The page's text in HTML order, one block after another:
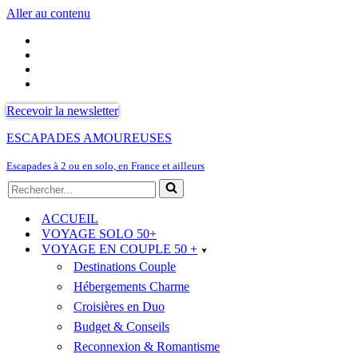
Aller au contenu
Recevoir la newsletter
ESCAPADES AMOUREUSES
Escapades à 2 ou en solo, en France et ailleurs
Rechercher...
ACCUEIL
VOYAGE SOLO 50+
VOYAGE EN COUPLE 50 +
Destinations Couple
Hébergements Charme
Croisières en Duo
Budget & Conseils
Reconnexion & Romantisme